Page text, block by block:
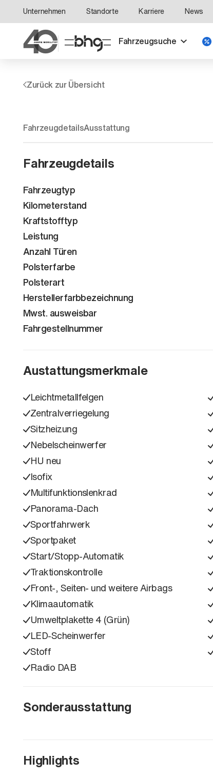
Unternehmen Standorte Karriere News
Fahrzeugsuche
Zurück zur Übersicht
FahrzeugdetailsAusstattung
Fahrzeugdetails
Fahrzeugtyp
Kilometerstand
Kraftstofftyp
Leistung
Anzahl Türen
Polsterfarbe
Polsterart
Herstellerfarbbezeichnung
Mwst. ausweisbar
Fahrgestellnummer
Austattungsmerkmale
Leichtmetallfelgen
Zentralverriegelung
Sitzheizung
Nebelscheinwerfer
HU neu
Isofix
Multifunktionslenkrad
Panorama-Dach
Sportfahrwerk
Sportpaket
Start/Stopp-Automatik
Traktionskontrolle
Front-, Seiten- und weitere Airbags
Klimaautomatik
Umweltplakette 4 (Grün)
LED-Scheinwerfer
Stoff
Radio DAB
Sonderausstattung
Highlights